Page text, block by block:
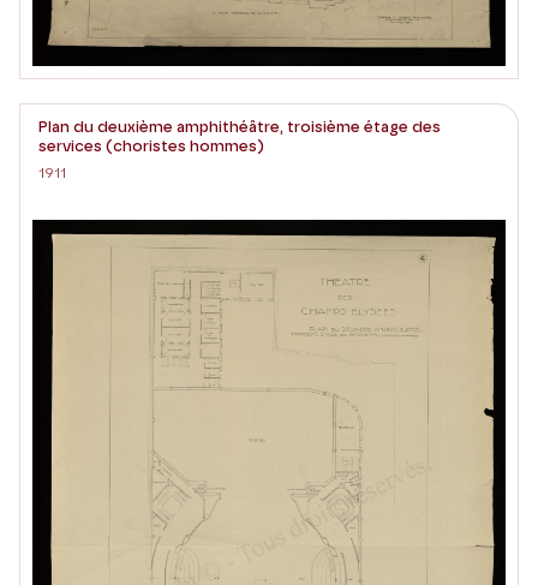
Plan du deuxième amphithéâtre, troisième étage des
services (choristes hommes)
1911